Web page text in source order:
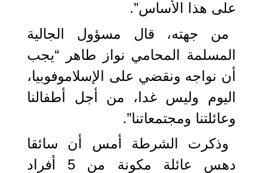
على هذا الأساس”.
من جهته، قال مسؤول الجالية
المسلمة المحامي نواز طاهر “يجب
أن نواجه ونقضي على الإسلاموفوبيا،
اليوم وليس غدا، من أجل أطفالنا
وعائلتنا ومجتمعاتنا”.
وذكرت الشرطة أمس أن سائقا
دهس عائلة مكونة من 5 أفراد